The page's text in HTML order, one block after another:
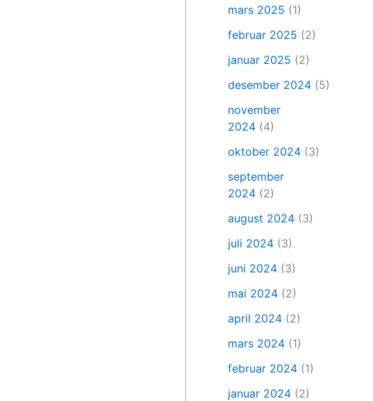
mars 2025 (1)
februar 2025 (2)
januar 2025 (2)
desember 2024 (5)
november
2024 (4)
oktober 2024 (3)
september
2024 (2)
august 2024 (3)
juli 2024 (3)
juni 2024 (3)
mai 2024 (2)
april 2024 (2)
mars 2024 (1)
februar 2024 (1)
januar 2024 (2)